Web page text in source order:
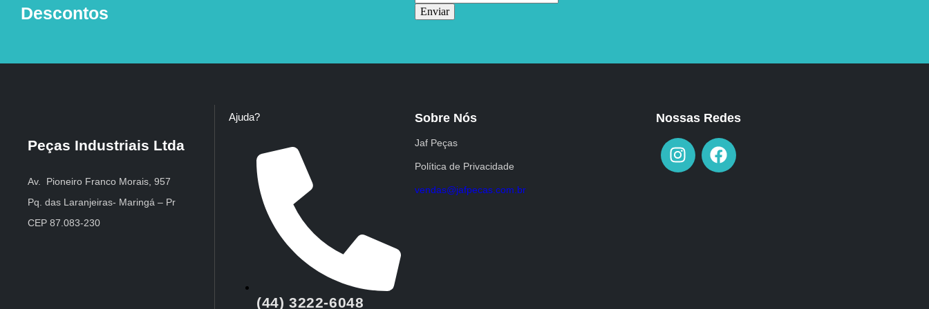
Descontos
Enviar
Peças Industriais Ltda
Av. Pioneiro Franco Morais, 957
Pq. das Laranjeiras- Maringá – Pr
CEP 87.083-230
Ajuda?
(44) 3222-6048
Sobre Nós
Jaf Peças
Política de Privacidade
vendas@jafpecas.com.br
Nossas Redes